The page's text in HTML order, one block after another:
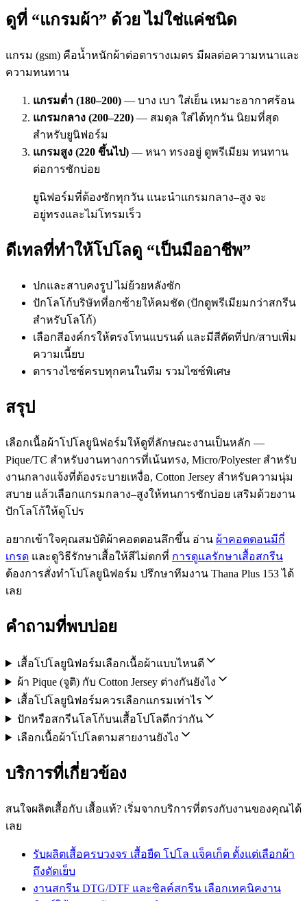
ดูที่ “แกรมผ้า” ด้วย ไม่ใช่แค่ชนิด
แกรม (gsm) คือน้ำหนักผ้าต่อตารางเมตร มีผลต่อความหนาและ
ความทนทาน
แกรมต่ำ (180–200) — บาง เบา ใส่เย็น เหมาะอากาศร้อน
แกรมกลาง (200–220) — สมดุล ใส่ได้ทุกวัน นิยมที่สุด
สำหรับยูนิฟอร์ม
แกรมสูง (220 ขึ้นไป) — หนา ทรงอยู่ ดูพรีเมียม ทนทาน
ต่อการซักบ่อย
ยูนิฟอร์มที่ต้องซักทุกวัน แนะนำแกรมกลาง–สูง จะ
อยู่ทรงและไม่โทรมเร็ว
ดีเทลที่ทำให้โปโลดู “เป็นมืออาชีพ”
ปกและสาบคงรูป ไม่ย้วยหลังซัก
ปักโลโก้บริษัทที่อกซ้ายให้คมชัด (ปักดูพรีเมียมกว่าสกรีน
สำหรับโลโก้)
เลือกสีองค์กรให้ตรงโทนแบรนด์ และมีสีตัดที่ปก/สาบเพิ่ม
ความเนี้ยบ
ตารางไซซ์ครบทุกคนในทีม รวมไซซ์พิเศษ
สรุป
เลือกเนื้อผ้าโปโลยูนิฟอร์มให้ดูที่ลักษณะงานเป็นหลัก —
Pique/TC สำหรับงานทางการที่เน้นทรง, Micro/Polyester สำหรับ
งานกลางแจ้งที่ต้องระบายเหงื่อ, Cotton Jersey สำหรับความนุ่ม
สบาย แล้วเลือกแกรมกลาง–สูงให้ทนการซักบ่อย เสริมด้วยงาน
ปักโลโก้ให้ดูโปร
อยากเข้าใจคุณสมบัติผ้าคอตตอนลึกขึ้น อ่าน ผ้าคอตตอนมีกี่
เกรด และดูวิธีรักษาเสื้อให้สีไม่ตกที่ การดูแลรักษาเสื้อสกรีน
ต้องการสั่งทำโปโลยูนิฟอร์ม ปรึกษาทีมงาน Thana Plus 153 ได้
เลย
คำถามที่พบบ่อย
เสื้อโปโลยูนิฟอร์มเลือกเนื้อผ้าแบบไหนดี
ผ้า Pique (จูติ) กับ Cotton Jersey ต่างกันยังไง
เสื้อโปโลยูนิฟอร์มควรเลือกแกรมเท่าไร
ปักหรือสกรีนโลโก้บนเสื้อโปโลดีกว่ากัน
เลือกเนื้อผ้าโปโลตามสายงานยังไง
บริการที่เกี่ยวข้อง
สนใจผลิตเสื้อกับ เสื้อแท้? เริ่มจากบริการที่ตรงกับงานของคุณได้
เลย
รับผลิตเสื้อครบวงจร เสื้อยืด โปโล แจ็คเก็ต ตั้งแต่เลือกผ้า
ถึงตัดเย็บ
งานสกรีน DTG/DTF และซิลค์สกรีน เลือกเทคนิคงาน